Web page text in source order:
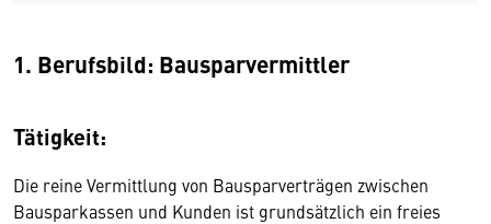
1. Berufsbild: Bausparvermittler
Tätigkeit:
Die reine Vermittlung von Bausparverträgen zwischen
Bausparkassen und Kunden ist grundsätzlich ein freies